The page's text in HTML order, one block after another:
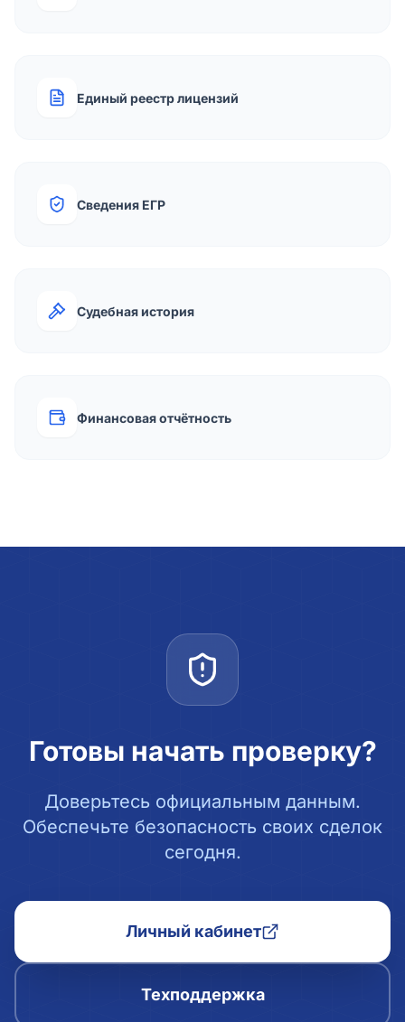
Единый реестр лицензий
Сведения ЕГР
Судебная история
Финансовая отчётность
Готовы начать проверку?
Доверьтесь официальным данным.
Обеспечьте безопасность своих сделок
сегодня.
Личный кабинет
Техподдержка